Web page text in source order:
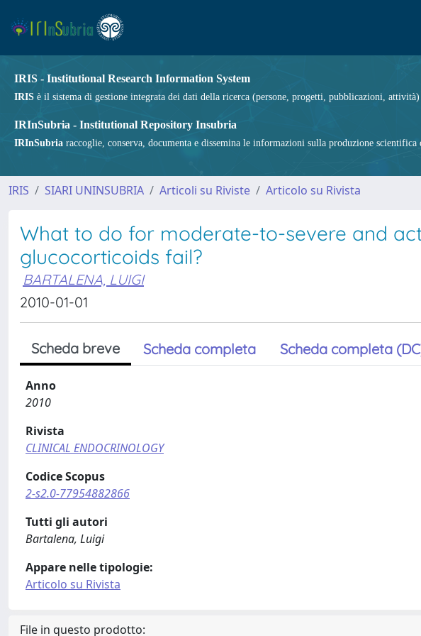
IRIS - Institutional Research Information System
IRIS è il sistema di gestione integrata dei dati della ricerca (persone, progetti, pubblicazioni,
IRInSubria - Institutional Repository Insubria
IRInSubria raccoglie, conserva, documenta e dissemina le informazioni sulla produzione
IRIS SIARI UNINSUBRIA Articoli su Riviste Articolo su Rivista
What to do for moderate-to-severe and
glucocorticoids fail?
BARTALENA, LUIGI
2010-01-01
Scheda breve Scheda completa Scheda completa
Anno
2010
Rivista
CLINICAL ENDOCRINOLOGY
Codice Scopus
2-s2.0-77954882866
Tutti gli autori
Bartalena, Luigi
Appare nelle tipologie:
Articolo su Rivista
File in questo prodotto: